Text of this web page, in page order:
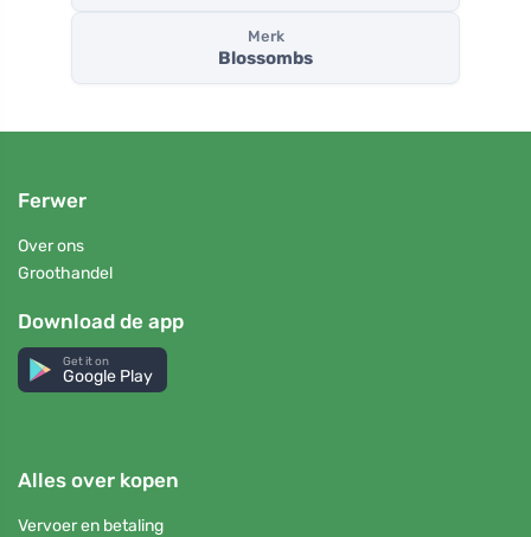
Merk
Blossombs
Ferwer
Over ons
Groothandel
Download de app
Get it on
Google Play
Alles over kopen
Vervoer en betaling